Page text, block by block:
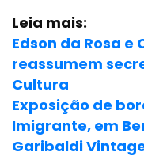
Leia mais:
Edson da Rosa
reassumem
Cultura
Exposição de
Imigrante, em
Garibaldi